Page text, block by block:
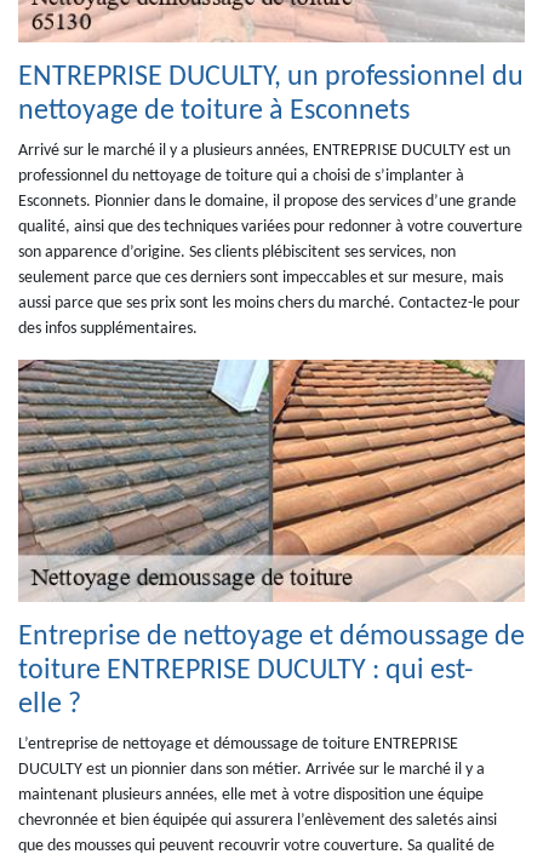
ENTREPRISE DUCULTY, un professionnel du
nettoyage de toiture à Esconnets
Arrivé sur le marché il y a plusieurs années, ENTREPRISE DUCULTY est un
professionnel du nettoyage de toiture qui a choisi de s’implanter à
Esconnets. Pionnier dans le domaine, il propose des services d’une grande
qualité, ainsi que des techniques variées pour redonner à votre couverture
son apparence d’origine. Ses clients plébiscitent ses services, non
seulement parce que ces derniers sont impeccables et sur mesure, mais
aussi parce que ses prix sont les moins chers du marché. Contactez-le pour
des infos supplémentaires.
Entreprise de nettoyage et démoussage de
toiture ENTREPRISE DUCULTY : qui est-
elle ?
L’entreprise de nettoyage et démoussage de toiture ENTREPRISE
DUCULTY est un pionnier dans son métier. Arrivée sur le marché il y a
maintenant plusieurs années, elle met à votre disposition une équipe
chevronnée et bien équipée qui assurera l’enlèvement des saletés ainsi
que des mousses qui peuvent recouvrir votre couverture. Sa qualité de